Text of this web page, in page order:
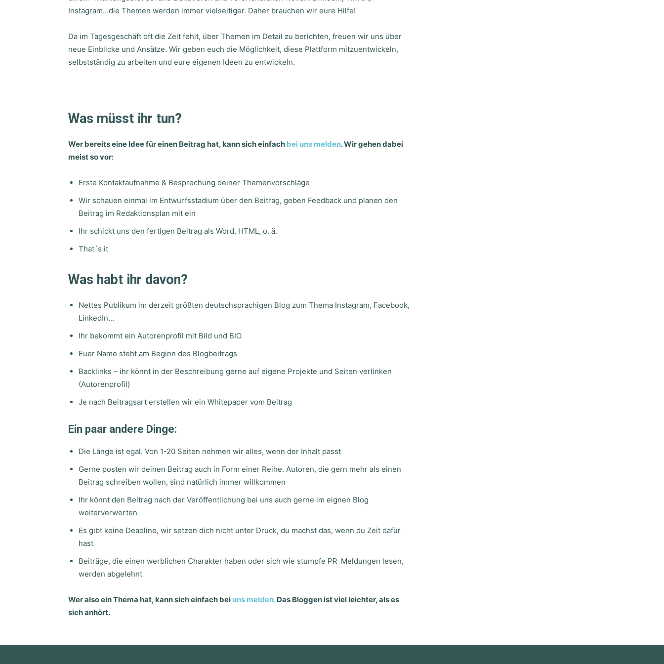
Instagram…die Themen werden immer vielseitiger. Daher brauchen wir eure Hilfe!
Da im Tagesgeschäft oft die Zeit fehlt, über Themen im Detail zu berichten, freuen wir uns über
neue Einblicke und Ansätze. Wir geben euch die Möglichkeit, diese Plattform mitzuentwickeln,
selbstständig zu arbeiten und eure eigenen Ideen zu entwickeln.
Was müsst ihr tun?
Wer bereits eine Idee für einen Beitrag hat, kann sich einfach bei uns melden. Wir gehen dabei
meist so vor:
Erste Kontaktaufnahme & Besprechung deiner Themenvorschläge
Wir schauen einmal im Entwurfsstadium über den Beitrag, geben Feedback und planen den
Beitrag im Redaktionsplan mit ein
Ihr schickt uns den fertigen Beitrag als Word, HTML, o. ä.
That´s it
Was habt ihr davon?
Nettes Publikum im derzeit größten deutschsprachigen Blog zum Thema Instagram, Facebook,
LinkedIn…
Ihr bekommt ein Autorenprofil mit Bild und BIO
Euer Name steht am Beginn des Blogbeitrags
Backlinks – ihr könnt in der Beschreibung gerne auf eigene Projekte und Seiten verlinken
(Autorenprofil)
Je nach Beitragsart erstellen wir ein Whitepaper vom Beitrag
Ein paar andere Dinge:
Die Länge ist egal. Von 1-20 Seiten nehmen wir alles, wenn der Inhalt passt
Gerne posten wir deinen Beitrag auch in Form einer Reihe. Autoren, die gern mehr als einen
Beitrag schreiben wollen, sind natürlich immer willkommen
Ihr könnt den Beitrag nach der Veröffentlichung bei uns auch gerne im eignen Blog
weiterverwerten
Es gibt keine Deadline, wir setzen dich nicht unter Druck, du machst das, wenn du Zeit dafür
hast
Beiträge, die einen werblichen Charakter haben oder sich wie stumpfe PR-Meldungen lesen,
werden abgelehnt
Wer also ein Thema hat, kann sich einfach bei uns melden.Das Bloggen ist viel leichter, als es
sich anhört.